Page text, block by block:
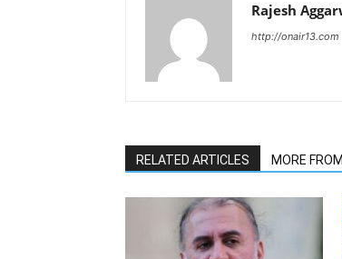
Rajesh
http://onair13.com
RELATED ARTICLES MORE